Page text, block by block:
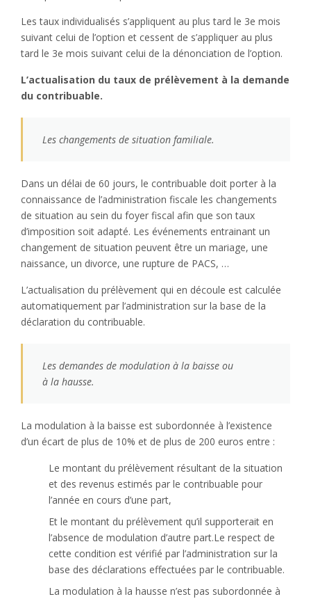
Les taux individualisés s’appliquent au plus tard le 3e mois
suivant celui de l’option et cessent de s’appliquer au plus
tard le 3e mois suivant celui de la dénonciation de l’option.
L’actualisation du taux de prélèvement à la demande
du contribuable.
Les changements de situation familiale.
Dans un délai de 60 jours, le contribuable doit porter à la
connaissance de l’administration fiscale les changements
de situation au sein du foyer fiscal afin que son taux
d’imposition soit adapté. Les événements entrainant un
changement de situation peuvent être un mariage, une
naissance, un divorce, une rupture de PACS, …
L’actualisation du prélèvement qui en découle est calculée
automatiquement par l’administration sur la base de la
déclaration du contribuable.
Les demandes de modulation à la baisse ou
à la hausse.
La modulation à la baisse est subordonnée à l’existence
d’un écart de plus de 10% et de plus de 200 euros entre :
Le montant du prélèvement résultant de la situation
et des revenus estimés par le contribuable pour
l’année en cours d’une part,
Et le montant du prélèvement qu’il supporterait en
l’absence de modulation d’autre part.Le respect de
cette condition est vérifié par l’administration sur la
base des déclarations effectuées par le contribuable.
La modulation à la hausse n’est pas subordonnée à